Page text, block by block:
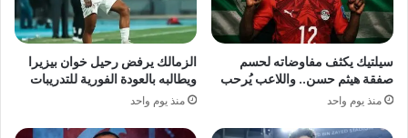
سيلتيك يكثف مفاوضاته لحسم
صفقة هيثم حسن.. واللاعب يُرحب
منذ يوم واحد
الزمالك يرفض رحيل خوان بيزيرا
ويطالبه بالعودة الفورية للتدريبات
منذ يوم واحد